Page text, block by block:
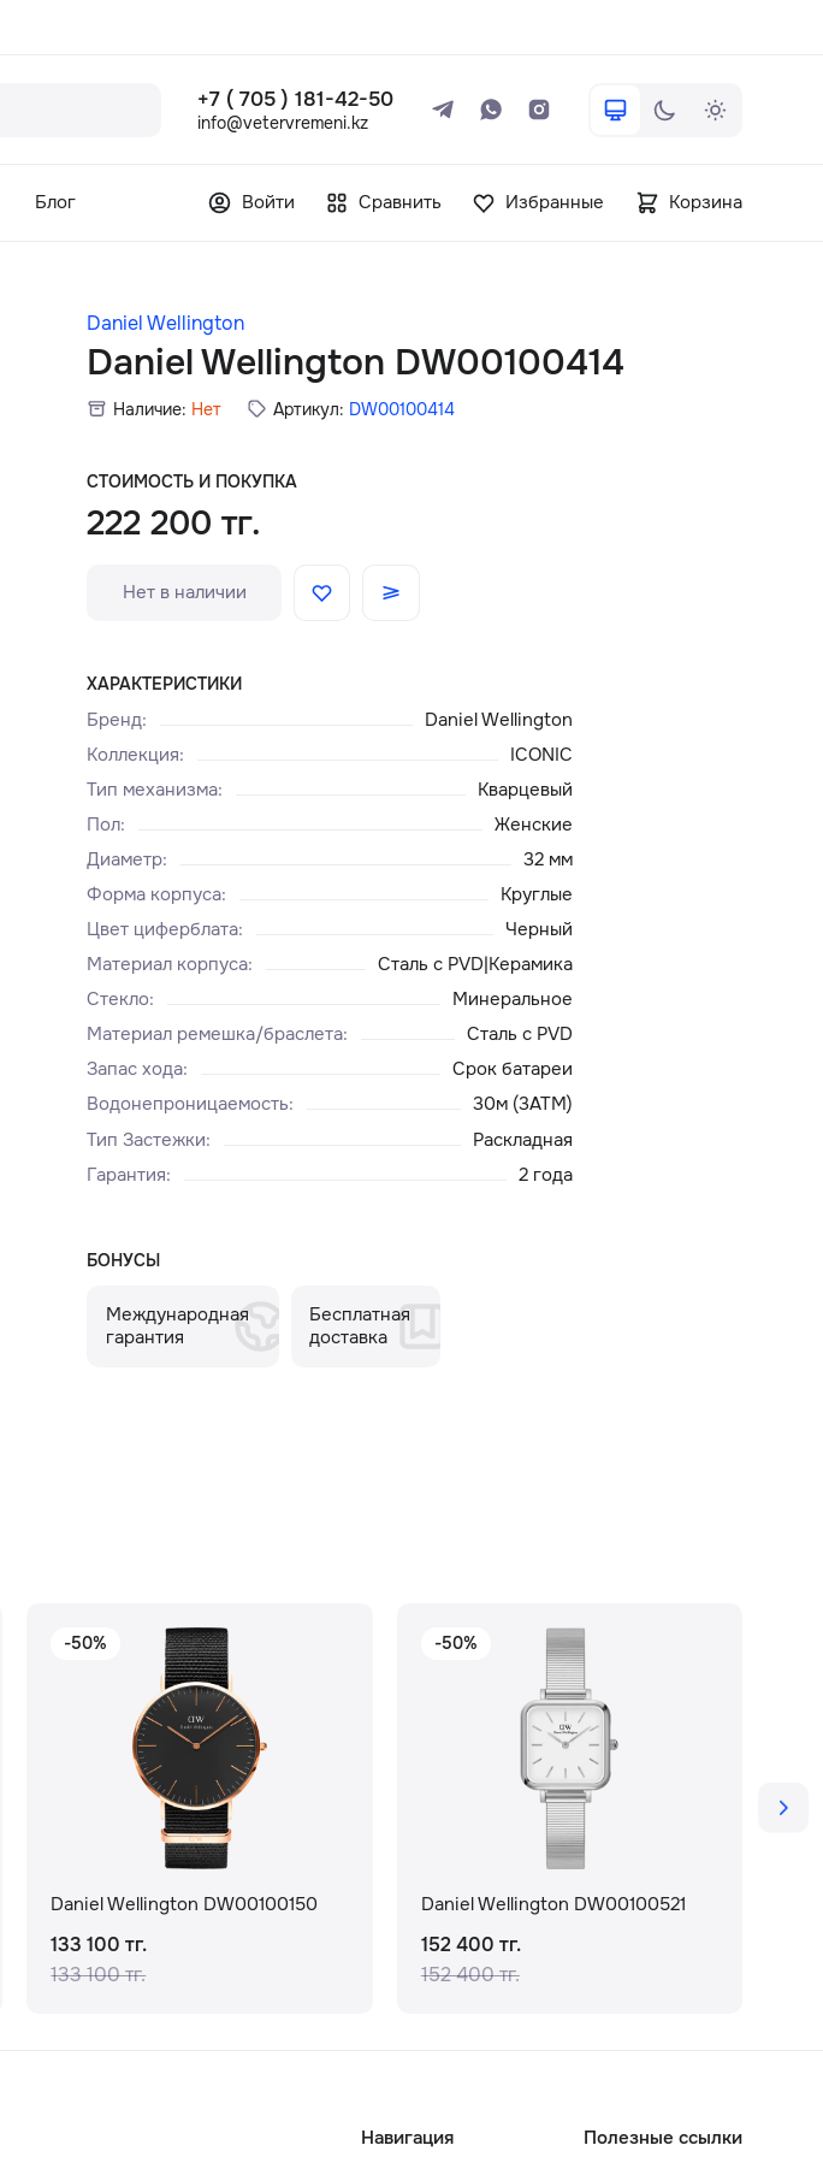
+7 ( 705 ) 181-42-50
info@vetervremeni.kz
Блог Войти Сравнить Избранные Корзина
Daniel Wellington
Daniel Wellington DW00100414
Наличие: Нет Артикул: DW00100414
СТОИМОСТЬ И ПОКУПКА
222 200 тг.
Нет в наличии
ХАРАКТЕРИСТИКИ
Бренд:
Daniel Wellington
Коллекция:
ICONIC
Тип механизма:
Кварцевый
Пол:
Женские
Диаметр:
32 мм
Форма корпуса:
Круглые
Цвет циферблата:
Черный
Материал корпуса:
Сталь с PVD|Керамика
Стекло:
Минеральное
Материал ремешка/браслета:
Сталь с PVD
Запас хода:
Срок батареи
Водонепроницаемость:
30м (3ATM)
Тип Застежки:
Раскладная
Гарантия: 2 года
БОНУСЫ
Международная
гарантия
Бесплатная
доставка
-50%
Daniel Wellington DW00100150
133 100 тг.
133 100 тг.
-50%
Daniel Wellington DW00100521
152 400 тг.
152 400 тг.
Навигация Полезные ссылки
+7 ( 705 ) 181-42-50
Каталог
Доставка и оплата
Сервисный центр